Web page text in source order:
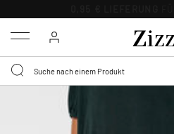
Menu